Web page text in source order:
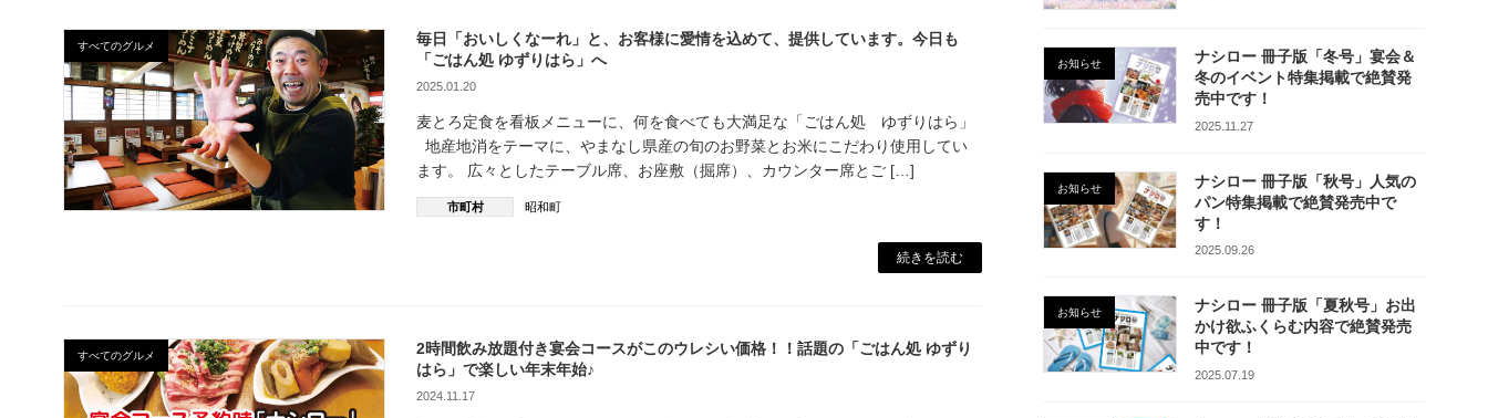
すべてのグルメ
毎日「おいしくなーれ」と、お客様に愛情を込めて、提供しています。今日も
「ごはん処 ゆずりはら」へ
2025.01.20
麦とろ定食を看板メニューに、何を食べても大満足な「ごはん処 ゆずりはら」
地産地消をテーマに、やまなし県産の旬のお野菜とお米にこだわり使用してい
ます。 広々としたテーブル席、お座敷（掘席）、カウンター席とご […]
市町村 昭和町
続きを読む
すべてのグルメ
2時間飲み放題付き宴会コースがこのウレシい価格！！話題の「ごはん処 ゆずり
はら」で楽しい年末年始♪
2024.11.17
お知らせ
ナシロー 冊子版「冬号」宴会＆
冬のイベント特集掲載で絶賛発
売中です！
2025.11.27
お知らせ
ナシロー 冊子版「秋号」人気の
パン特集掲載で絶賛発売中で
す！
2025.09.26
お知らせ
ナシロー 冊子版「夏秋号」お出
かけ欲ふくらむ内容で絶賛発売
中です！
2025.07.19